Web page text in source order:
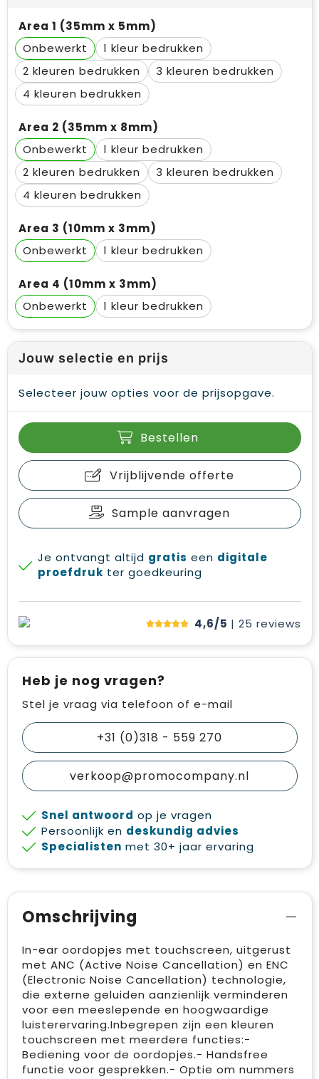
Area 1 (35mm x 5mm)
Onbewerkt
1
2
3
4
Area 2 (35mm x 8mm)
Onbewerkt
1
2
3
4
Area 3 (10mm x 3mm)
Onbewerkt
1
Area 4 (10mm x 3mm)
Onbewerkt
1
Jouw selectie en prijs
Selecteer jouw opties voor de prijsopgave.
Bestellen
Vrijblijvende offerte
Sample aanvragen
Je ontvangt altijd gratis een digitale
proefdruk ter goedkeuring
4,6/5 | 25 reviews
Heb je nog vragen?
Stel je vraag via telefoon of e-mail
+31 (0)318 - 559 270
verkoop@promocompany.nl
Snel antwoord op je vragen
Persoonlijk en deskundig advies
Specialisten met 30+ jaar ervaring
Omschrijving
In-ear oordopjes met touchscreen, uitgerust
met ANC (Active Noise Cancellation) en ENC
(Electronic Noise Cancellation) technologie,
die externe geluiden aanzienlijk verminderen
voor een meeslepende en hoogwaardige
luisterervaring.Inbegrepen zijn een kleuren
touchscreen met meerdere functies:-
Bediening voor de oordopjes.- Handsfree
functie voor gesprekken.- Optie om nummers